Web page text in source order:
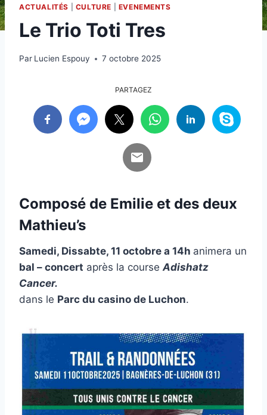
ACTUALITÉS CULTURE EVENEMENTS
Le Trio Toti Tres
Par Lucien Espouy 7 octobre 2025
PARTAGEZ
Composé de Emilie et des deux
Mathieu’s
Samedi, Dissabte, 11 octobre a 14h animera un
bal – concert après la courseAdishatz
Cancer.
dans le Parc du casino de Luchon.